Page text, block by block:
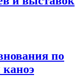
по
каноэ